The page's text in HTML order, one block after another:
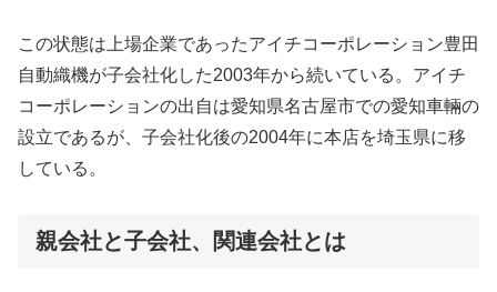
この状態は上場企業であったアイチコーポレーション豊田
自動織機が子会社化した2003年から続いている。アイチ
コーポレーションの出自は愛知県名古屋市での愛知車輛の
設立であるが、子会社化後の2004年に本店を埼玉県に移
している。
親会社と子会社、関連会社とは